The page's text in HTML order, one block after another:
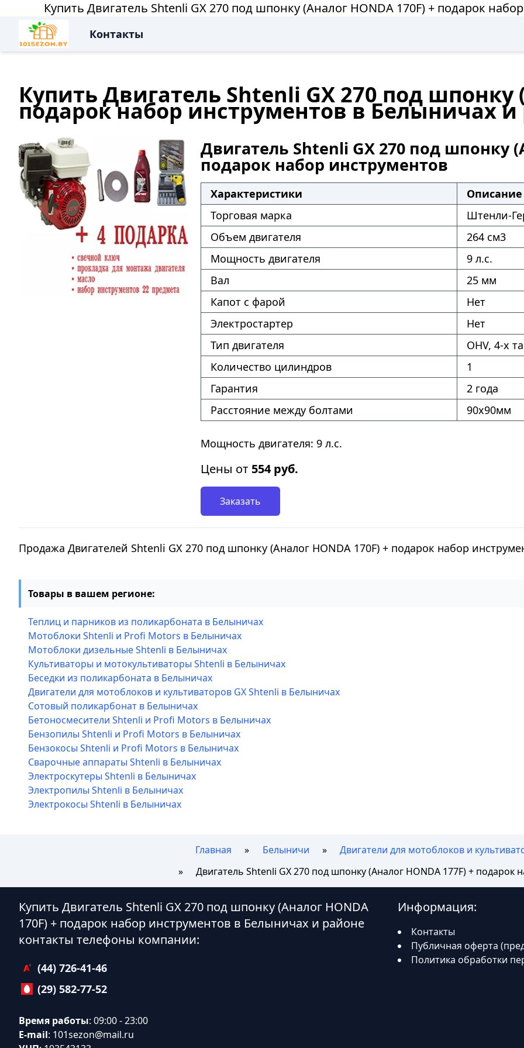
Купить Двигатель Shtenli GX 270 под шпонку (Аналог HONDA 170F) + подарок
Контакты
Купить Двигатель Shtenli GX 270 под шпонку
подарок набор инструментов в Белыничах
Двигатель Shtenli GX 270 под шпонку
подарок набор инструментов
Характеристики
Описание
Торговая марка
Штенли-
Объем двигателя
264 см3
Мощность двигателя
9 л.с.
Вал
25 мм
Капот с фарой
Нет
Электростартер
Нет
Тип двигателя
OHV, 4-x
Количество цилиндров
1
Гарантия
2 года
Расстояние между болтами
90х90мм
Мощность двигателя: 9 л.с.
Цены от 554 руб.
Заказать
Продажа Двигателей Shtenli GX 270 под шпонку (Аналог HONDA 170F) + подарок набор
Товары в вашем регионе:
Теплиц и парников из поликарбоната в Белыничах
Мотоблоки Shtenli и Profi Motors в Белыничах
Мотоблоки дизельные Shtenli в Белыничах
Культиваторы и мотокультиваторы Shtenli в Белыничах
Беседки из поликарбоната в Белыничах
Двигатели для мотоблоков и культиваторов GX Shtenli в Белыничах
Сотовый поликарбонат в Белыничах
Бетоносмесители Shtenli и Profi Motors в Белыничах
Бензопилы Shtenli и Profi Motors в Белыничах
Бензокосы Shtenli и Profi Motors в Белыничах
Сварочные аппараты Shtenli в Белыничах
Электроскутеры Shtenli в Белыничах
Электропилы Shtenli в Белыничах
Электрокосы Shtenli в Белыничах
Главная Белыничи
Двигатели для мотоблоков и
Двигатель Shtenli GX 270 под шпонку (Аналог HONDA 177F) + подарок
Купить Двигатель Shtenli GX 270 под шпонку (Аналог HONDA
170F) + подарок набор инструментов в Белыничах и районе
контакты телефоны компании:
(44) 726-41-46
(29) 582-77-52
Время работы: 09:00 - 23:00
E-mail: 101sezon@mail.ru
Информация:
Контакты
Публичная оферта
Политика обработки